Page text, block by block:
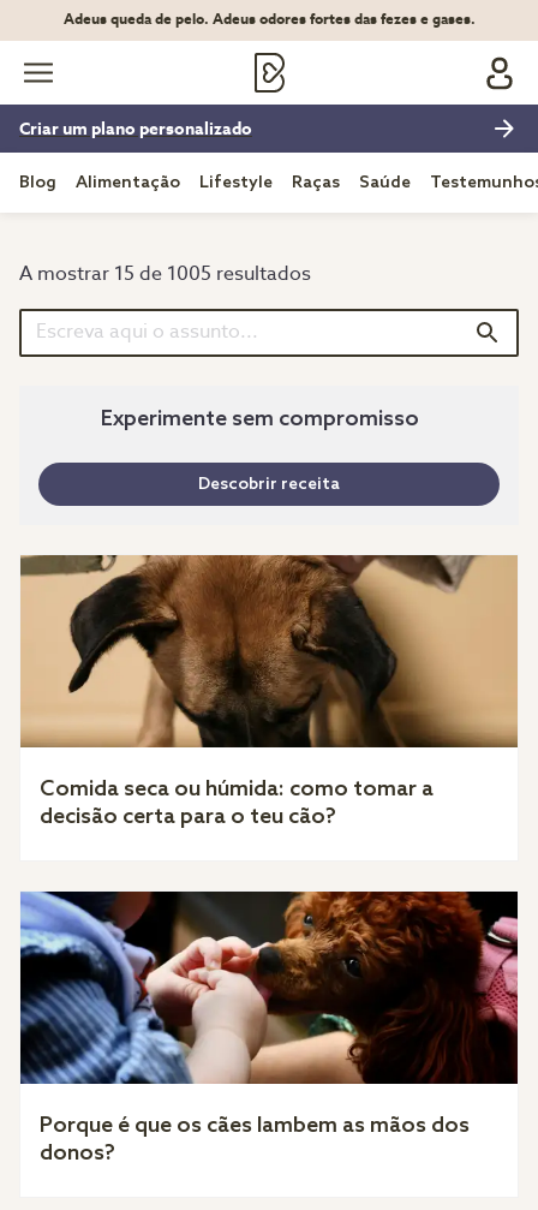
Adeus queda de pelo. Adeus odores fortes das fezes e gases.
Criar um plano personalizado
Blog Alimentação Lifestyle Raças Saúde
A mostrar 15 de 1005 resultados
Experimente sem compromisso
Descobrir receita
Comida seca ou húmida: como tomar a
decisão certa para o teu cão?
Porque é que os cães lambem as mãos dos
donos?